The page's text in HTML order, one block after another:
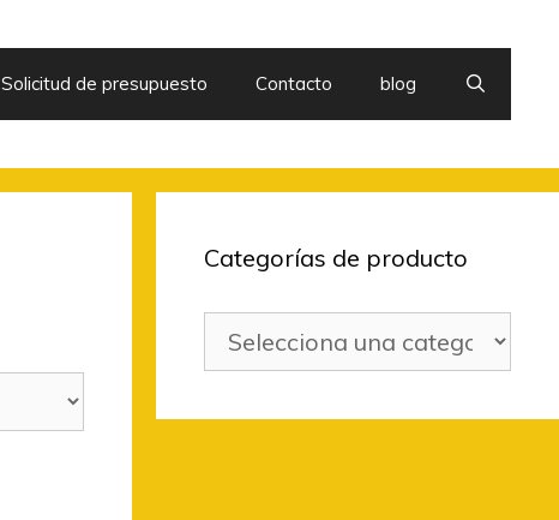
Solicitud de presupuesto Contacto blog
Categorías de producto